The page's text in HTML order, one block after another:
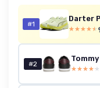
#1
★★★★★
★★★★★
#2
★★★★★
★★★★★